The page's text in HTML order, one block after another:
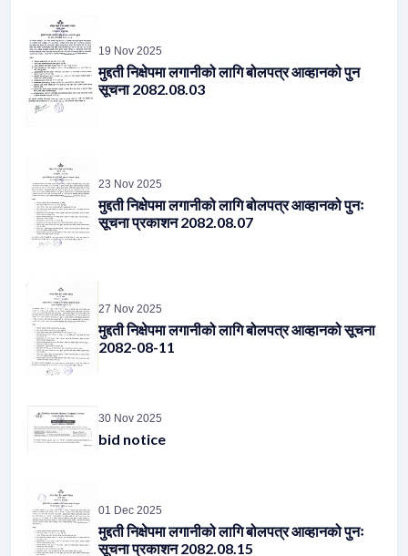
19 Nov 2025
मुद्दती निक्षेपमा लगानीको लागि बोलपत्र आव्हानको पुन
सूचना 2082.08.03
23 Nov 2025
मुद्दती निक्षेपमा लगानीको लागि बोलपत्र आव्हानको पुनः
सूचना प्रकाशन 2082.08.07
मुद्दती निक्षेपमा लगानीको लागि बोलपत्र आव्हानको सूचना
2082-08-11
30 Nov 2025
bid notice
01 Dec 2025
मुद्दती निक्षेपमा लगानीको लागि बोलपत्र आव्हानको पुनः
सूचना प्रकाशन 2082.08.15